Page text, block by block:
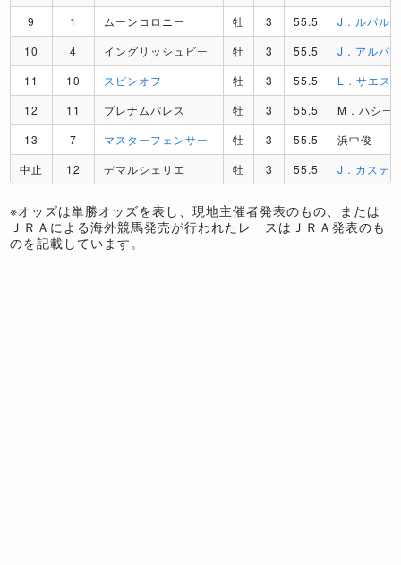
9 1 ムーンコロニー 牡 3 55.5
J．ルパル
10
4 イングリッシュビー 牡 3 55.5
J．アルバ
11
10 スピンオフ 牡 3 55.5
L．サエス
12
11 ブレナムパレス 牡 3 55.5
M．ハシー
13
7 マスターフェンサー 牡 3 55.5
浜中俊
中止
12 デマルシェリエ 牡 3 55.5 J．カステ
※オッズは単勝オッズを表し、現地主催者発表のもの、または
ＪＲＡによる海外競馬発売が行われたレースはＪＲＡ発表のも
のを記載しています。